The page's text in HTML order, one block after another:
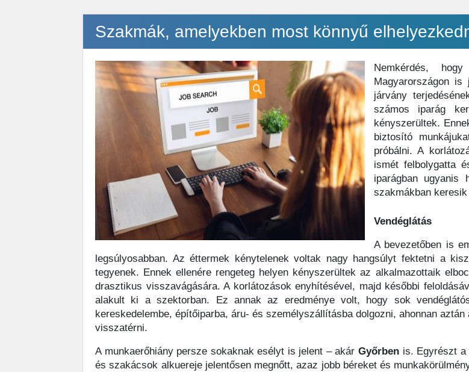
Szakmák, amelyekben most könnyű
Nemkérdés,
Magyarországon is
járvány
számos iparág
kényszerültek.
biztosító
próbálni. A
ismét felbolygatta
iparágban ugyanis
szakmákban
Vendéglátás
A bevezetőben is
legsúlyosabban. Az éttermek kénytelenek voltak nagy hangsúlyt fektetni a
tegyenek. Ennek ellenére rengeteg helyen kényszerültek az alkalmazottaik
drasztikus visszavágására. A korlátozások enyhítésével, majd későbbi
alakult ki a szektorban. Ez annak az eredménye volt, hogy sok
kereskedelembe, építőiparba, áru- és személyszállításba dolgozni, ahonnan
visszatérni.
A munkaerőhiány persze sokaknak esélyt is jelent – akár Győrben is. Egyrészt a
és szakácsok alkuereje jelentősen megnőtt, azaz jobb béreket és